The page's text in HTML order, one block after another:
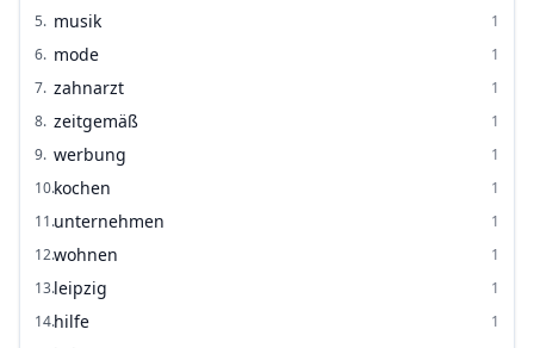
5. musik
1
6. mode
1
7. zahnarzt
1
8. zeitgemäß
1
9. werbung
1
10.kochen
1
11.unternehmen
1
12.wohnen
1
13.leipzig
1
14.hilfe
1